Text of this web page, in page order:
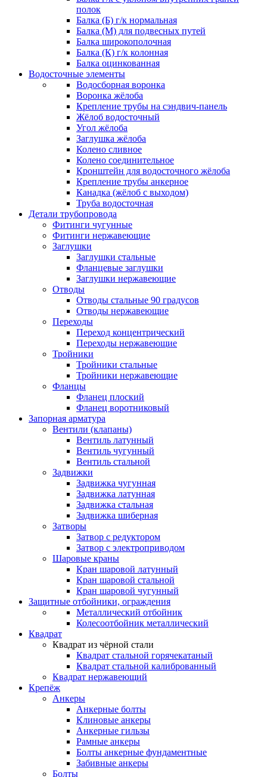
полок
Балка (Б) г/к нормальная
Балка (М) для подвесных путей
Балка широкополочная
Балка (К) г/к колонная
Балка оцинкованная
Водосточные элементы
Водосборная воронка
Воронка жёлоба
Крепление трубы на сэндвич-панель
Жёлоб водосточный
Угол жёлоба
Заглушка жёлоба
Колено сливное
Колено соединительное
Кронштейн для водосточного жёлоба
Крепление трубы анкерное
Канадка (жёлоб с выходом)
Труба водосточная
Детали трубопровода
Фитинги чугунные
Фитинги нержавеющие
Заглушки
Заглушки стальные
Фланцевые заглушки
Заглушки нержавеющие
Отводы
Отводы стальные 90 градусов
Отводы нержавеющие
Переходы
Переход концентрический
Переходы нержавеющие
Тройники
Тройники стальные
Тройники нержавеющие
Фланцы
Фланец плоский
Фланец воротниковый
Запорная арматура
Вентили (клапаны)
Вентиль латунный
Вентиль чугунный
Вентиль стальной
Задвижки
Задвижка чугунная
Задвижка латунная
Задвижка стальная
Задвижка шиберная
Затворы
Затвор с редуктором
Затвор с электроприводом
Шаровые краны
Кран шаровой латунный
Кран шаровой стальной
Кран шаровой чугунный
Защитные отбойники, ограждения
Металлический отбойник
Колесоотбойник металлический
Квадрат
Квадрат из чёрной стали
Квадрат стальной горячекатаный
Квадрат стальной калиброванный
Квадрат нержавеющий
Крепёж
Анкеры
Анкерные болты
Клиновые анкеры
Анкерные гильзы
Рамные анкеры
Болты анкерные фундаментные
Забивные анкеры
Болты